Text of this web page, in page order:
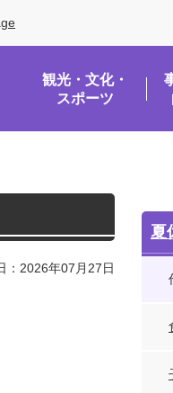
観光・文化・
スポーツ
：2026年07月27日
夏